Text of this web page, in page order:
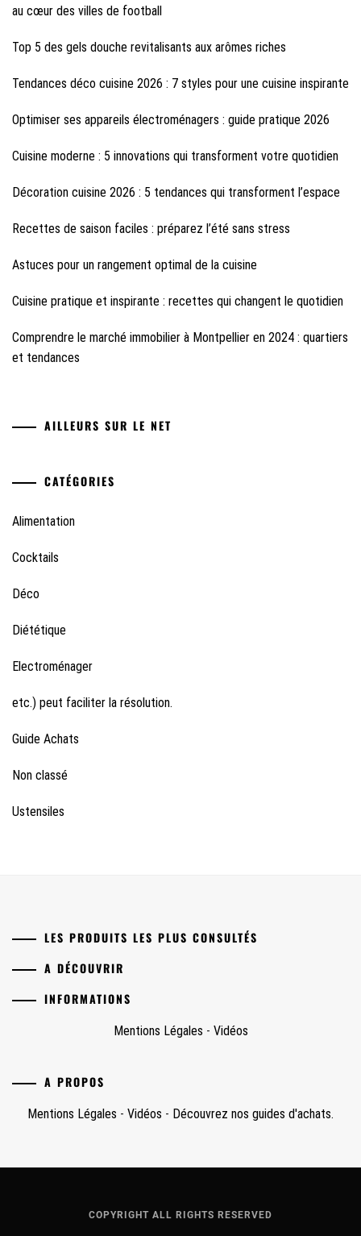
au cœur des villes de football
Top 5 des gels douche revitalisants aux arômes riches
Tendances déco cuisine 2026 : 7 styles pour une cuisine inspirante
Optimiser ses appareils électroménagers : guide pratique 2026
Cuisine moderne : 5 innovations qui transforment votre quotidien
Décoration cuisine 2026 : 5 tendances qui transforment l’espace
Recettes de saison faciles : préparez l’été sans stress
Astuces pour un rangement optimal de la cuisine
Cuisine pratique et inspirante : recettes qui changent le quotidien
Comprendre le marché immobilier à Montpellier en 2024 : quartiers
et tendances
AILLEURS SUR LE NET
CATÉGORIES
Alimentation
Cocktails
Déco
Diététique
Electroménager
etc.) peut faciliter la résolution.
Guide Achats
Non classé
Ustensiles
LES PRODUITS LES PLUS CONSULTÉS
A DÉCOUVRIR
INFORMATIONS
Mentions Légales - Vidéos
A PROPOS
Mentions Légales - Vidéos - Découvrez nos guides d'achats.
COPYRIGHT ALL RIGHTS RESERVED